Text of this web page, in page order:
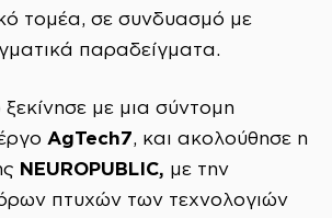
τομέα, σε συνδυασμό με
παραδείγματα.
με μια σύντομη
AgTech7, και ακολούθησε η
NEUROPUBLIC, με την
πτυχών των τεχνολογιών